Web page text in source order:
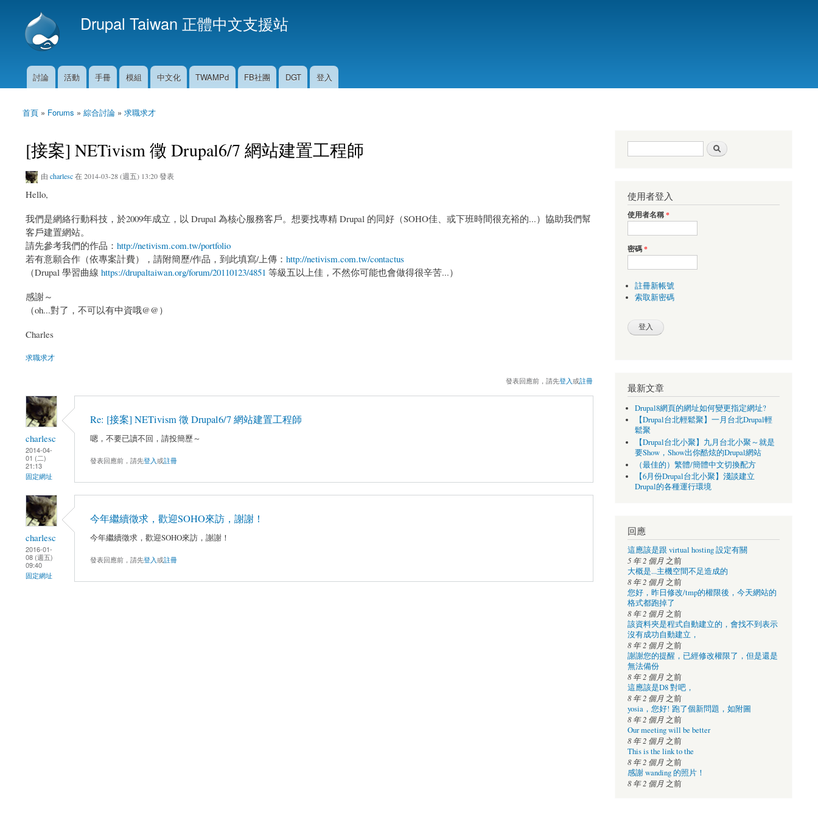
Drupal Taiwan 正體中文支援站
主選單
討論 活動 手冊 模組 中文化 TWAMPd FB社團 DGT 登入
您在這裡
首頁 » Forums » 綜合討論 » 求職求才
[接案] NETivism 徵 Drupal6/7 網站建置工程師
由 charlesc在 2014-03-28 (週五) 13:20 發表
Hello,
我們是網絡行動科技，於2009年成立，以 Drupal 為核心服務客戶。想要找專精 Drupal 的同好（SOHO佳、或下班時間很充裕的...）協助我們幫
客戶建置網站。
請先參考我們的作品： http://netivism.com.tw/portfolio
若有意願合作（依專案計費），請附簡歷/作品，到此填寫/上傳： http://netivism.com.tw/contactus
（Drupal 學習曲線 https://drupaltaiwan.org/forum/20110123/4851 等級五以上佳，不然你可能也會做得很辛苦...）
感謝～
（oh...對了，不可以有中資哦@@）
Charles
求職求才
發表回應前，請先登入或註冊
charlesc
2014-04-
01 (二)
21:13
固定網址
Re: [接案] NETivism 徵 Drupal6/7 網站建置工程師
嗯，不要已讀不回，請投簡歷～
發表回應前，請先登入或註冊
charlesc
2016-01-
08 (週五)
09:40
固定網址
今年繼續徵求，歡迎SOHO來訪，謝謝！
今年繼續徵求，歡迎SOHO來訪，謝謝！
發表回應前，請先登入或註冊
搜尋表單
使用者登入
使用者名稱*
密碼*
註冊新帳號
索取新密碼
最新文章
Drupal8網頁的網址如何變更指定網址?
【Drupal台北輕鬆聚】一月台北Drupal輕
鬆聚
【Drupal台北小聚】九月台北小聚～就是
要Show，Show出你酷炫的Drupal網站
（最佳的）繁體/簡體中文切換配方
【6月份Drupal台北小聚】淺談建立
Drupal的各種運行環境
回應
這應該是跟 virtual hosting 設定有關
5 年 2 個月之前
大概是...主機空間不足造成的
8 年 2 個月之前
您好，昨日修改/tmp的權限後，今天網站的
格式都跑掉了
8 年 2 個月之前
該資料夾是程式自動建立的，會找不到表示
沒有成功自動建立，
8 年 2 個月之前
謝謝您的提醒，已經修改權限了，但是還是
無法備份
8 年 2 個月之前
這應該是D8 對吧，
8 年 2 個月之前
yosia，您好! 跑了個新問題，如附圖
8 年 2 個月之前
Our meeting will be better
8 年 2 個月之前
This is the link to the
8 年 2 個月之前
感謝 wanding 的照片！
8 年 2 個月之前